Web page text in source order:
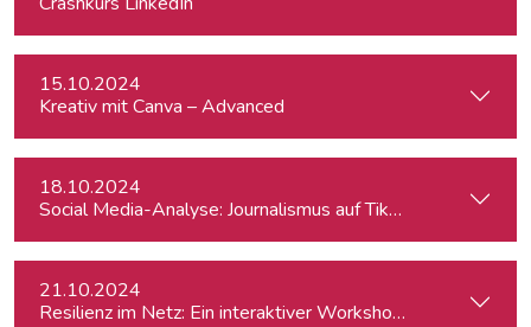
15.10.2024
Kreativ mit Canva – Advanced
18.10.2024
Social Media-Analyse: Journalismus auf TikTok
21.10.2024
Resilienz im Netz: Ein interaktiver Workshop im Umgang